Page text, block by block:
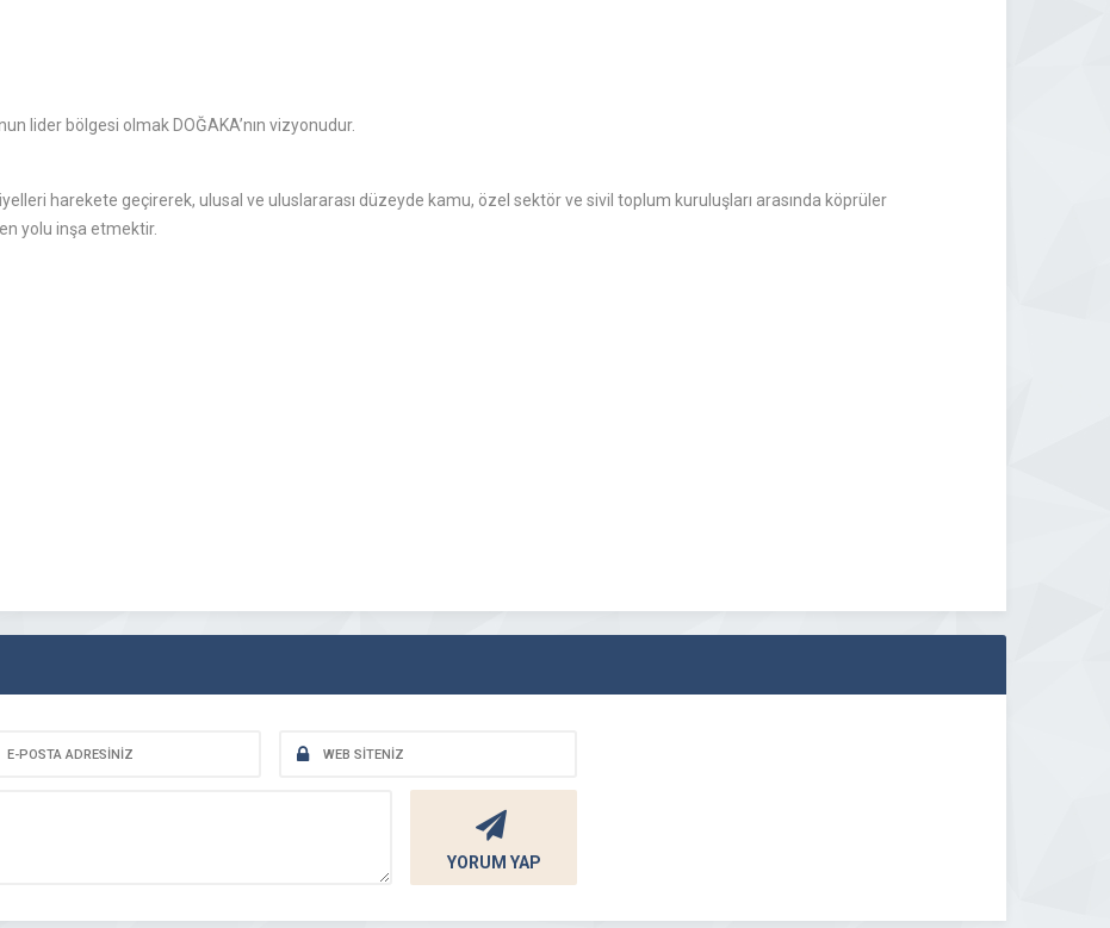
lider bölgesi olmak DOĞAKA’nın vizyonudur.
harekete geçirerek, ulusal ve uluslararası düzeyde kamu, özel sektör ve sivil toplum kuruluşları arasında köprüler
yolu inşa etmektir.
YORUM YAP